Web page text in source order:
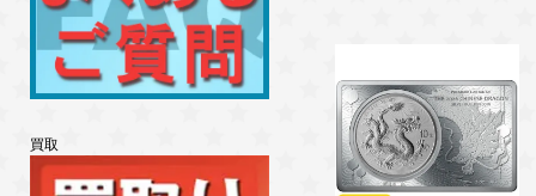
買取